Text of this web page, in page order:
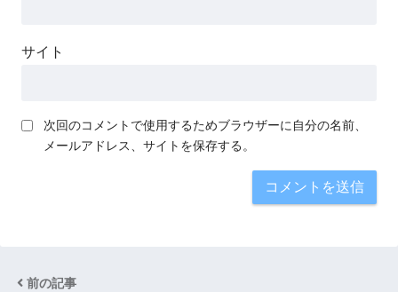
サイト
次回のコメントで使用するためブラウザーに自分の名前、
メールアドレス、サイトを保存する。
前の記事